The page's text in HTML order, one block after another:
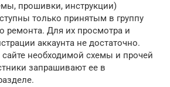
прошивки, инструкции)
только принятым в группу
ремонта. Для их просмотра и
аккаунта не достаточно.
сайте необходимой схемы и прочей
запрашивают ее в